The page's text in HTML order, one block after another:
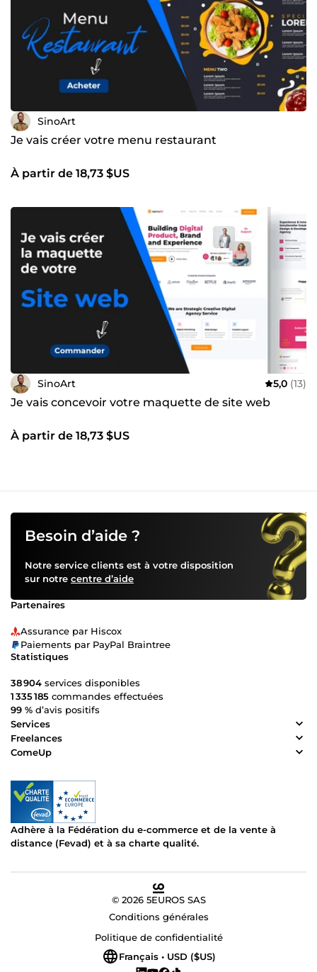
SinoArt
Je vais créer votre menu restaurant
À partir de 18,73 $US
SinoArt 5,0 (13)
Je vais concevoir votre maquette de site web
À partir de 18,73 $US
Besoin d’aide ?
Notre service clients est à votre disposition
sur notre centre d’aide
Partenaires
Assurance par Hiscox
Paiements par PayPal Braintree
Statistiques
38 904 services disponibles
1 335 185 commandes effectuées
99 % d’avis positifs
Services
Freelances
ComeUp
Adhère à la Fédération du e-commerce et de la vente à
distance (Fevad) et à sa charte qualité.
© 2026 5EUROS SAS
Conditions générales
Politique de confidentialité
Français • USD ($US)